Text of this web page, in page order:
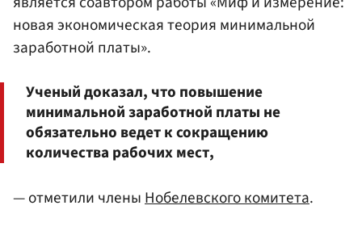
новая экономическая теория минимальной
заработной платы».
Ученый доказал, что повышение
минимальной заработной платы не
обязательно ведет к сокращению
количества рабочих мест,
— отметили членыНобелевского комитета.